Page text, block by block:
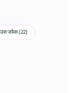
जॉब्स (22)